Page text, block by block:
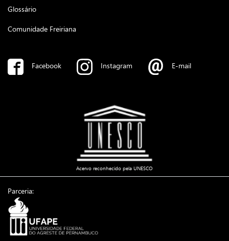
Glossário
Comunidade Freiriana
Facebook Instagram E-mail
Acervo reconhecido pela UNESCO
Parceria: